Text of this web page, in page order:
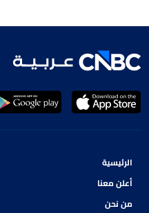
الرئيسية
أعلن معنا
من نحن